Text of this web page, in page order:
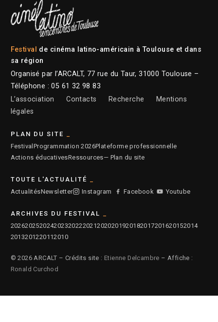
Festival de cinéma latino-américain à Toulouse et dans
sa région
Organisé par l’ARCALT, 77 rue du Taur, 31000 Toulouse –
Téléphone : 05 61 32 98 83
L’association
Contacts Recherche
Mentions
légales
PLAN DU SITE
Festival Programmation 2026Plateforme professionnelle
Actions éducativesRessources— Plan du site
TOUTE L'ACTUALITÉ
ActualitésNewsletter Instagram Facebook Youtube
ARCHIVES DU FESTIVAL
2026202520242023202220212020201920182017201620152014
2013201220112010
© 2026 ARCALT – Crédits site : Etienne Delcambre – Affiche :
Ronald Curchod